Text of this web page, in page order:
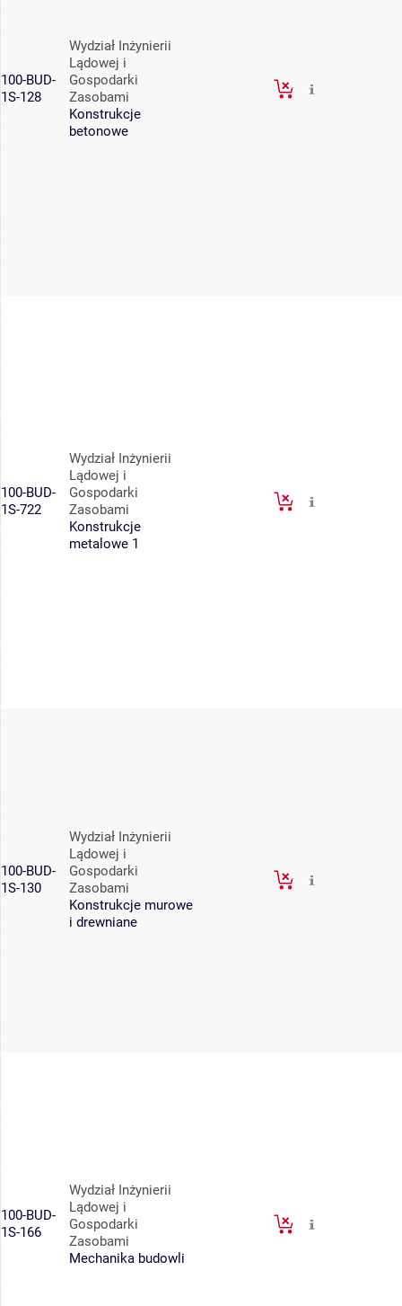
100-BUD-
1S-128
Wydział Inżynierii
Lądowej i
Gospodarki
Zasobami
Konstrukcje
betonowe
100-BUD-
1S-722
Wydział Inżynierii
Lądowej i
Gospodarki
Zasobami
Konstrukcje
metalowe 1
100-BUD-
1S-130
Wydział Inżynierii
Lądowej i
Gospodarki
Zasobami
Konstrukcje murowe
i drewniane
100-BUD-
1S-166
Wydział Inżynierii
Lądowej i
Gospodarki
Zasobami
Mechanika budowli